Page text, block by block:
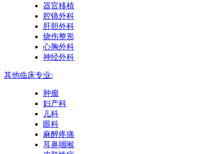
器官移植
腔镜外科
肝胆外科
烧伤整形
心胸外科
神经外科
其他临床专业:
肿瘤
妇产科
儿科
眼科
麻醉疼痛
耳鼻咽喉